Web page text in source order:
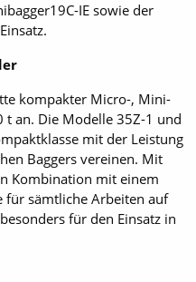
IE sowie der
kompakter Micro-, Mini-
an. Die Modelle 35Z-1 und
mit der Leistung
Baggers vereinen. Mit
Kombination mit einem
für sämtliche Arbeiten auf
für den Einsatz in